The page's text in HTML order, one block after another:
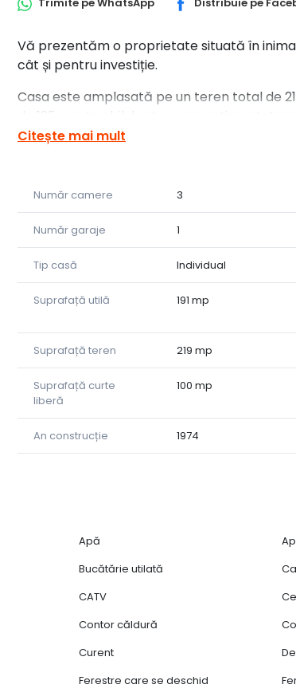
Trimite peWhatsApp Distribuie pe
Vă prezentăm o proprietate situată în
cât și pentru investiție.
Casa este amplasată pe un teren total de
parter și etaj.
• Pivniță
• Spațiu tehnic
• Magazie + Etaj Mansardabil
Caracteristici importante:
• Instalația electrică și de apă noi
• Geamuri termopan și jaluzele
• Se vinde utilată și mobilată ca în poze
Poziționarea excelentă, chiar în centrul
principalele facilități ale zonei.
O proprietate cu potențial, într-o zonă
Citește mai mult
Număr camere 3
Număr garaje 1
Tip casă Individual
Suprafață utilă 191 mp
Suprafață teren 219 mp
Suprafață curte
liberă
100 mp
An construcție 1974
Apă
Bucătărie utilată
CATV
Contor căldură
Curent
Ferestre care se deschid